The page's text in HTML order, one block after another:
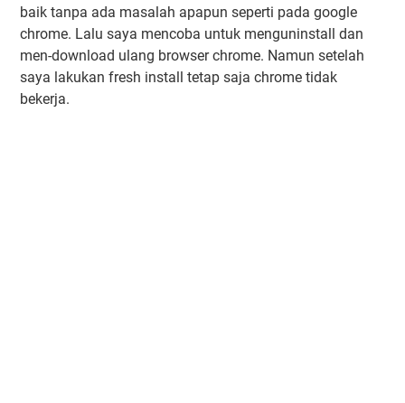
baik tanpa ada masalah apapun seperti pada google
chrome. Lalu saya mencoba untuk menguninstall dan
men-download ulang browser chrome. Namun setelah
saya lakukan fresh install tetap saja chrome tidak
bekerja.